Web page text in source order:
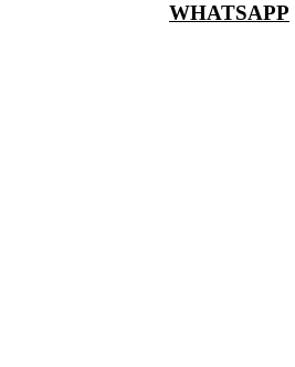
WHATSAPP